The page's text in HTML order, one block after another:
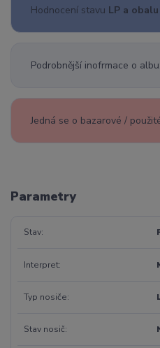
Hodnocení stavu LP a obalu
Podrobnější inofrmace o albu:
Jedná se o bazarové /
Parametry
Stav
Interpret
Typ nosiče
Stav nosič